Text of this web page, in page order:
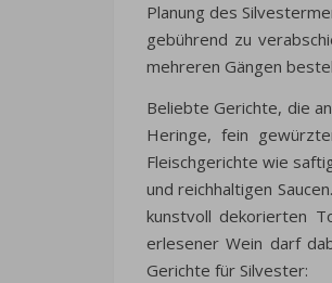
Planung des
gebührend zu
mehreren Gängen
Beliebte Gerichte, die
Heringe, fein
Fleischgerichte wie
und reichhaltigen
kunstvoll dekorierten
erlesener Wein darf
Gerichte für Silvester: